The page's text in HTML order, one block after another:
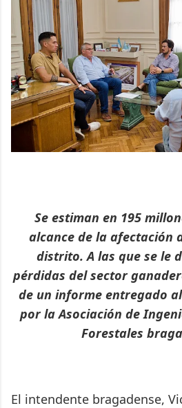
Se estiman en 195
alcance de la afectación
distrito. A las que se le
pérdidas del sector
de un informe entregado
por la Asociación de
Forestales
El intendente bragadense,